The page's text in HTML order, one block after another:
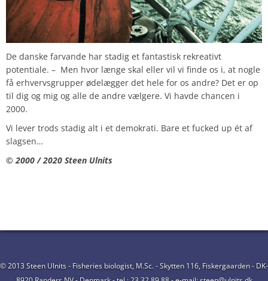
De danske farvande har stadig et fantastisk rekreativt
potentiale. – Men hvor længe skal eller vil vi finde os i, at nogle
få erhvervsgrupper ødelægger det hele for os andre? Det er op
til dig og mig og alle de andre vælgere. Vi havde chancen i
2000.
Vi lever trods stadig alt i et demokrati. Bare et fucked up ét af
slagsen…
© 2000 / 2020 Steen Ulnits
© 2013 Steen Ulnits - Fisheries biologist, M.Sc. - Skytten 116, Fiskergaarden - DK-